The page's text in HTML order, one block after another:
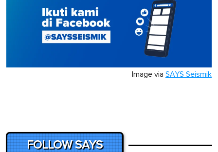
Image via SAYS Seismik
FOLLOW SAYS